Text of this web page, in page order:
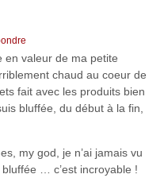
en valeur de ma petite
chaud au coeur de
fait avec les produits bien
bluffée, du début à la fin,
my god, je n’ai jamais vu
… c’est incroyable !